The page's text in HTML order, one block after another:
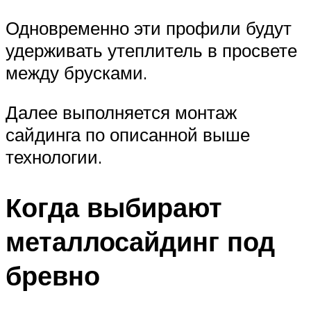
Одновременно эти профили будут
удерживать утеплитель в просвете
между брусками.
Далее выполняется монтаж
сайдинга по описанной выше
технологии.
Когда выбирают
металлосайдинг под
бревно